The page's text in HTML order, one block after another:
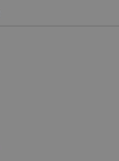
Domena